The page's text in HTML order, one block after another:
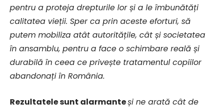
pentru a proteja drepturile lor și a le îmbunătăți
calitatea vieții. Sper ca prin aceste eforturi, să
putem mobiliza atât autoritățile, cât și societatea
în ansamblu, pentru a face o schimbare reală și
durabilă în ceea ce privește tratamentul copiilor
abandonați în România.
Rezultatele sunt alarmanteși ne arată cât de